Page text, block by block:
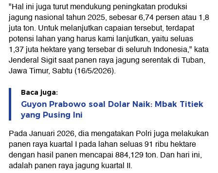
"Hal ini juga turut mendukung peningkatan produksi
jagung nasional tahun 2025, sebesar 6,74 persen atau 1,8
juta ton. Untuk melanjutkan capaian tersebut, terdapat
potensi lahan yang harus kami lanjutkan, yaitu seluas
1,37 juta hektare yang tersebar di seluruh Indonesia," kata
Jenderal Sigit saat panen raya jagung serentak di Tuban,
Jawa Timur, Sabtu (16/5/2026).
Baca juga:
Guyon Prabowo soal Dolar Naik: Mbak Titiek
yang Pusing Ini
Pada Januari 2026, dia mengatakan Polri juga melakukan
panen raya kuartal I pada lahan seluas 91 ribu hektare
dengan hasil panen mencapai 884,129 ton. Dan hari ini,
adalah panen raya jagung kuartal II.